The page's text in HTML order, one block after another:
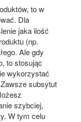
to w
Dla
jaka ilość
(np.
Ale gdy
to stosując
wykorzystać
subsytut
szybciej,
W tym celu